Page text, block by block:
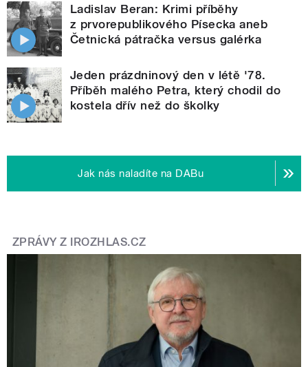
Ladislav Beran: Krimi příběhy
z prvorepublikového Písecka aneb
Četnická pátračka versus galérka
Jeden prázdninový den v létě '78.
Příběh malého Petra, který chodil do
kostela dřív než do školky
Jak nás naladíte na DABu
ZPRÁVY Z IROZHLAS.CZ